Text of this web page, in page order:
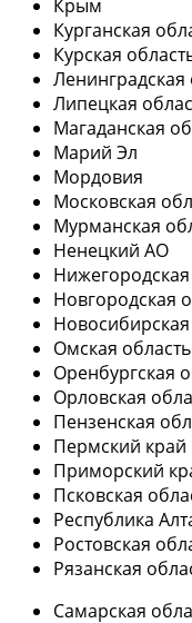
Крым
Курганская
Курская
Ленинградская
Липецкая
Магаданская
Марий Эл
Мордовия
Московская
Мурманская
Ненецкий АО
Новгородская
Омская область
Оренбургская
Орловская
Пензенская
Пермский край
Приморский
Псковская
Республика
Ростовская
Рязанская
Самарская